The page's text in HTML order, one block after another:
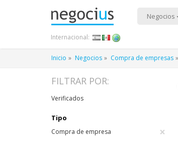
Negocios
Internacional:
Inicio Negocios Compra de empresas
FILTRAR POR:
Verificados
Tipo
Compra de empresa ×